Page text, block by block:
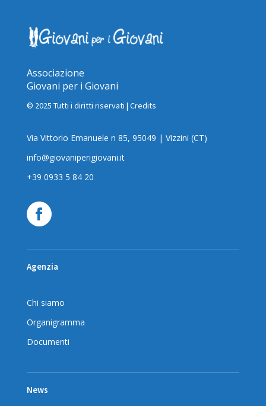
Associazione
Giovani per i Giovani
© 2025 Tutti i diritti riservati | Credits
Via Vittorio Emanuele n 85, 95049 | Vizzini (CT)
info@giovaniperigiovani.it
+39 0933 5 84 20
Agenzia
Chi siamo
Organigramma
Documenti
News